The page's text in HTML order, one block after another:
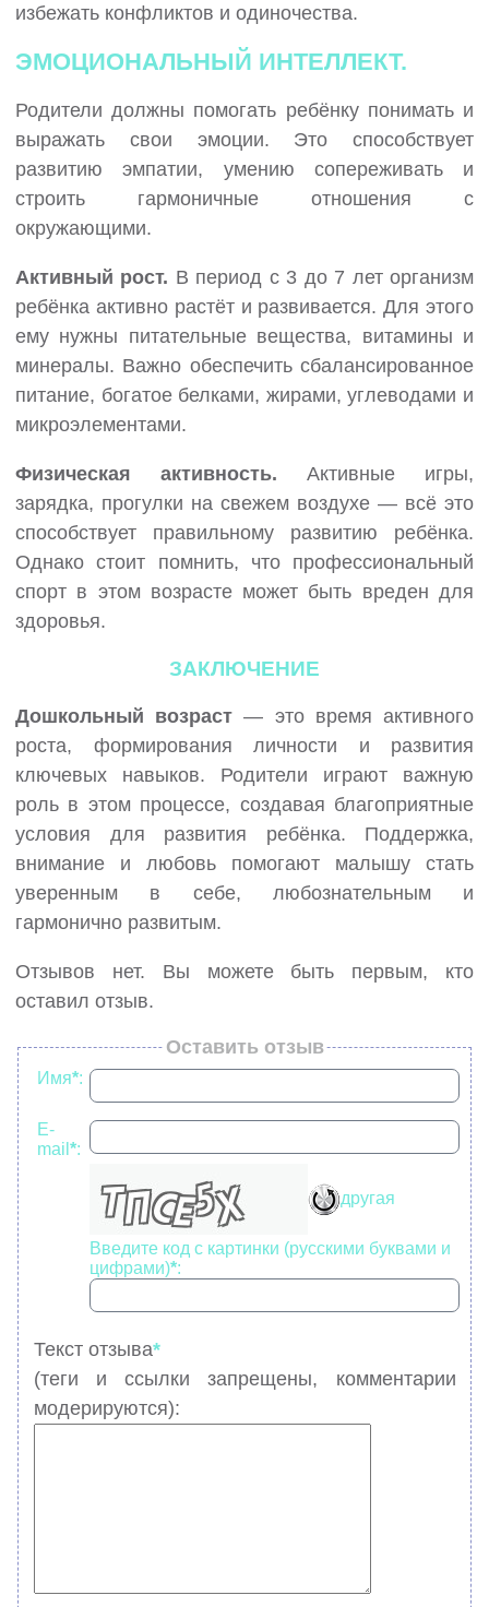
избежать конфликтов и одиночества.
ЭМОЦИОНАЛЬНЫЙ ИНТЕЛЛЕКТ.
Родители должны помогать ребёнку понимать и
выражать свои эмоции. Это способствует
развитию эмпатии, умению сопереживать и
строить гармоничные отношения с
окружающими.
Активный рост. В период с 3 до 7 лет организм
ребёнка активно растёт и развивается. Для этого
ему нужны питательные вещества, витамины и
минералы. Важно обеспечить сбалансированное
питание, богатое белками, жирами, углеводами и
микроэлементами.
Физическая активность. Активные игры,
зарядка, прогулки на свежем воздухе — всё это
способствует правильному развитию ребёнка.
Однако стоит помнить, что профессиональный
спорт в этом возрасте может быть вреден для
здоровья.
ЗАКЛЮЧЕНИЕ
Дошкольный возраст — это время активного
роста, формирования личности и развития
ключевых навыков. Родители играют важную
роль в этом процессе, создавая благоприятные
условия для развития ребёнка. Поддержка,
внимание и любовь помогают малышу стать
уверенным в себе, любознательным и
гармонично развитым.
Отзывов нет. Вы можете быть первым, кто
оставил отзыв.
Оставить отзыв
Имя*:
E-
mail *:
другая
Введите код с картинки (русскими буквами и
цифрами)*:
Текст отзыва*
(теги и ссылки запрещены, комментарии
модерируются):